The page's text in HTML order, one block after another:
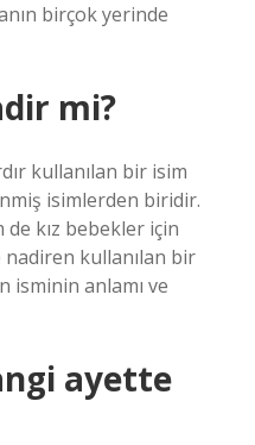
birçok yerinde
mi?
kullanılan bir isim
isimlerden biridir.
kız bebekler için
nadiren kullanılan bir
isminin anlamı ve
ayette